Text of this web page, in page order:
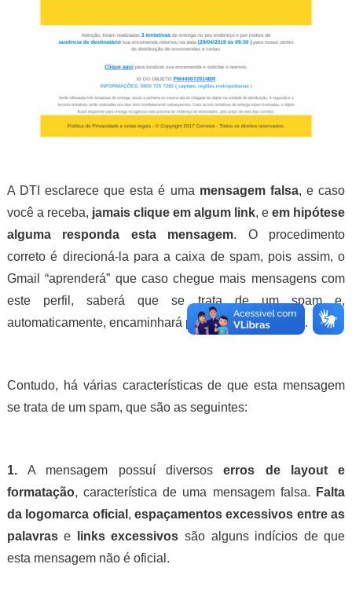
A DTI esclarece que esta é uma mensagem falsa, e caso
você a receba, jamais clique em algum link, eem hipótese
alguma responda esta mensagem. O procedimento
correto é direcioná-la para a caixa de spam, pois assim, o
Gmail “aprenderá” que caso chegue mais mensagens com
este perfil, saberá que se trata de um spam e,
automaticamente, encaminhará para a caixa de spam.
Contudo, há várias características de que esta mensagem
se trata de um spam, que são as seguintes:
1.A mensagem possuí diversoserros de layout e
formatação, característica de uma mensagem falsa.
Falta
da logomarca oficial ,espaçamentos excessivos entre as
palavrase links excessivos são alguns indícios de que
esta mensagem não é oficial.